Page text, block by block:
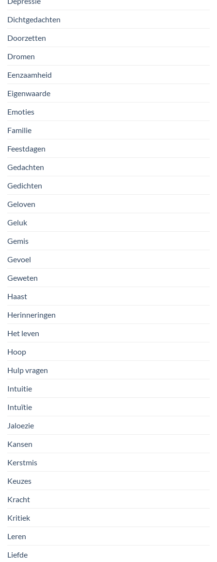
Dichtgedachten
Doorzetten
Dromen
Eenzaamheid
Eigenwaarde
Emoties
Familie
Feestdagen
Gedachten
Gedichten
Geloven
Geluk
Gemis
Gevoel
Geweten
Haast
Herinneringen
Het leven
Hoop
Hulp vragen
Intuitie
Intuïtie
Jaloezie
Kansen
Kerstmis
Keuzes
Kracht
Kritiek
Leren
Liefde